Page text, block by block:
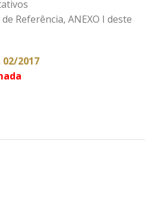
Referência, ANEXO I deste
2017